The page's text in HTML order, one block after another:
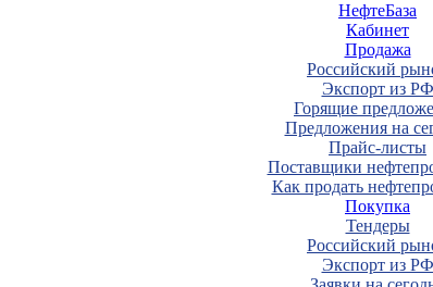
НефтеБаза
Кабинет
Продажа
Российский
Экспорт из РФ
Горящие
Предложения на
Прайс-листы
Поставщики
Как продать
Покупка
Тендеры
Российский
Экспорт из РФ